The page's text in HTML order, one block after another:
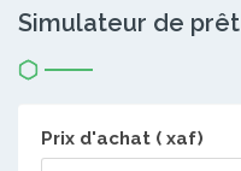
Simulateur de prêt
Prix d'achat ( xaf)